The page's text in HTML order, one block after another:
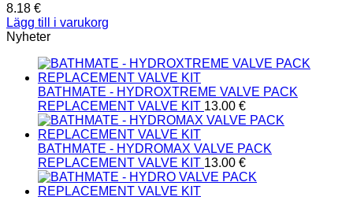
8.18 €
Lägg till i varukorg
Nyheter
BATHMATE - HYDROXTREME VALVE PACK
REPLACEMENT VALVE KIT 13.00 €
BATHMATE - HYDROMAX VALVE PACK
REPLACEMENT VALVE KIT 13.00 €